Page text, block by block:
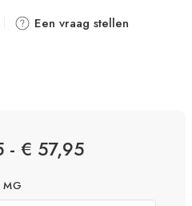
Een vraag stellen
- € 57,95
MG